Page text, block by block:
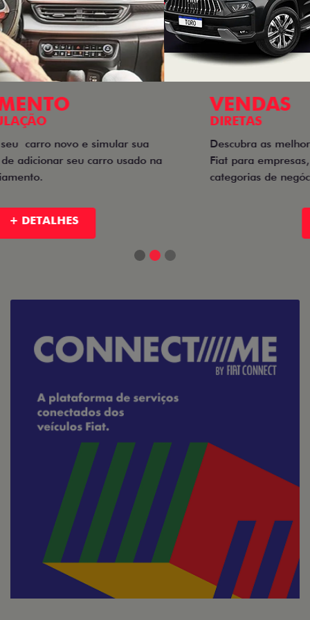
VENDAS
DIRETAS
Descubra as melhores soluções e descontos em um novo
Fiat para empresas, produtores rurais, taxistas e outras
categorias de negócios.